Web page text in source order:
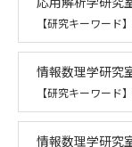
【研究キーワード
情報数理学研究
【研究キーワード
情報数理学研究